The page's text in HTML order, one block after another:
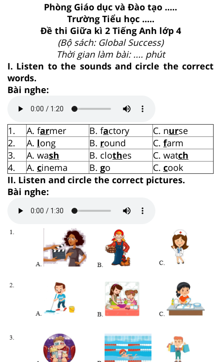
Phòng Giáo dục và Đào tạo .....
Trường Tiểu học .....
Đề thi Giữa kì 2 Tiếng Anh lớp 4
(Bộ sách: Global Success)
Thời gian làm bài: .... phút
I. Listen to the sounds and circle the correct
words.
Bài nghe:
1. A. farmer B. factory C. nurse
2.
A. long B. round C. farm
3.
A. wash B. clothes C. watch
4.
A. cinema B. go C. cook
II. Listen and circle the correct pictures.
Bài nghe: